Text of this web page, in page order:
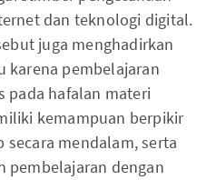
dan teknologi digital.
juga menghadirkan
karena pembelajaran
pada hafalan materi
kemampuan berpikir
mendalam, serta
pembelajaran dengan